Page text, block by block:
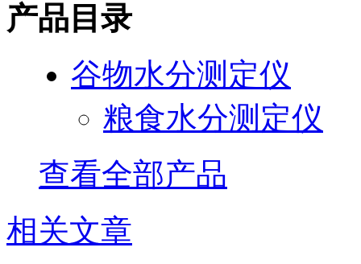
产品目录
谷物水分测定仪
粮食水分测定仪
查看全部产品
相关文章